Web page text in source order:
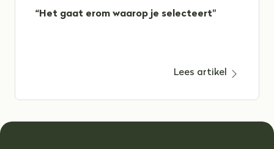
“Het gaat erom waarop je selecteert"
Lees artikel